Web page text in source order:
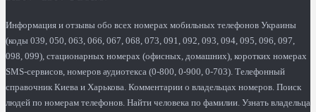
Информация и отзывы обо всех номерах мобильных телефонов Украины
(коды 039, 050, 063, 066, 067, 068, 073, 091, 092, 093, 094, 095, 096, 097,
098, 099), стационарных номерах (офисных, домашних), коротких номерах
SMS-сервисов, номеров аудиотекса (0-800, 0-900, 0-703). Телефонный
справочник Киева и Харькова. Комментарии о владельцах номеров. Поиск
людей по номерам телефонов. Найти человека по фамилии. Узнать владельца